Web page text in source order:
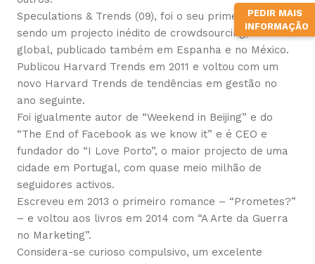
PEDIR MAIS
INFORMAÇÃO
Speculations & Trends (09), foi o seu primeiro livro,
sendo um projecto inédito de crowdsourcing, a nível
global, publicado também em Espanha e no México.
Publicou Harvard Trends em 2011 e voltou com um
novo Harvard Trends de tendências em gestão no
ano seguinte.
Foi igualmente autor de “Weekend in Beijing” e do
“The End of Facebook as we know it” e é CEO e
fundador do “I Love Porto”, o maior projecto de uma
cidade em Portugal, com quase meio milhão de
seguidores activos.
Escreveu em 2013 o primeiro romance – “Prometes?”
– e voltou aos livros em 2014 com “A Arte da Guerra
no Marketing”.
Considera-se curioso compulsivo, um excelente